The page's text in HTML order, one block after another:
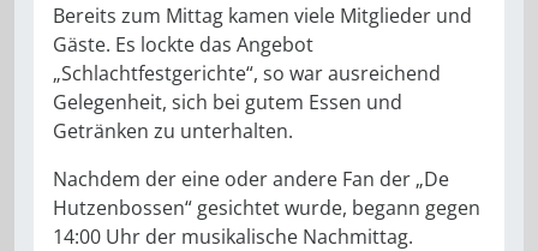
Bereits zum Mittag kamen viele Mitglieder und
Gäste. Es lockte das Angebot
„Schlachtfestgerichte“, so war ausreichend
Gelegenheit, sich bei gutem Essen und
Getränken zu unterhalten.
Nachdem der eine oder andere Fan der „De
Hutzenbossen“ gesichtet wurde, begann gegen
14:00 Uhr der musikalische Nachmittag.